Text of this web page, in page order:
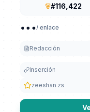
#116,422
.../ enlace
Redacción
Inserción
zeeshan zs